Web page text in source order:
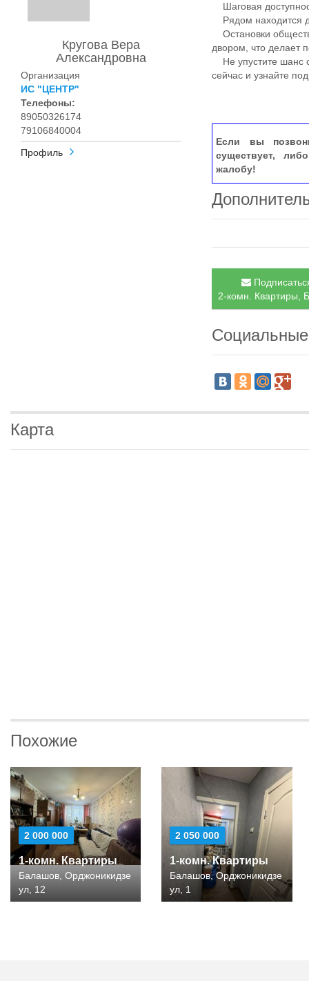
Кругова Вера
Александровна
Организация
ИС "ЦЕНТР"
Телефоны:
89050326174
79106840004
Профиль
Шаговая
Рядом находится
Остановки
двором, что делает
Не упустите шанс
сейчас и узнайте
Если вы
существует,
жалобу!
2-комн. Квартиры,
Карта
Похожие
2 000 000
1-комн. Квартиры
Балашов, Орджоникидзе
ул, 12
2 050 000
1-комн. Квартиры
Балашов, Орджоникидзе
ул, 1